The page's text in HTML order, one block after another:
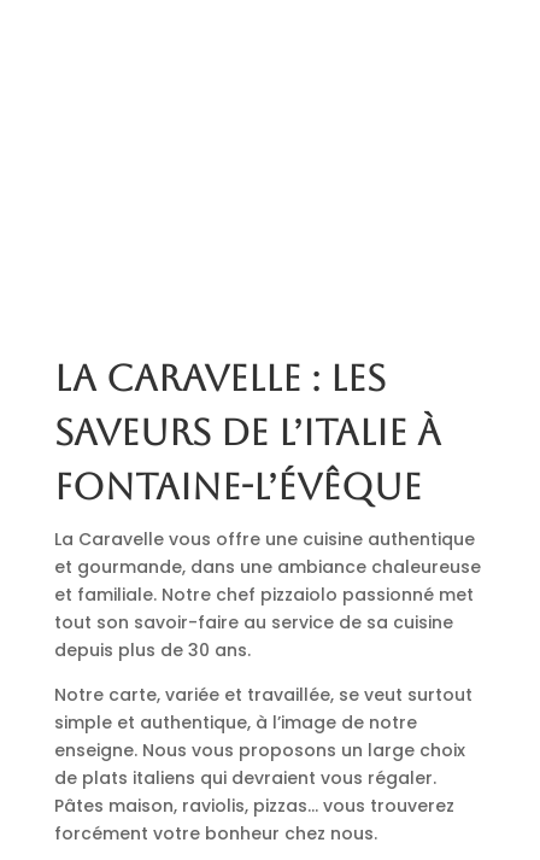
La Caravelle : les
saveurs de l’Italie à
Fontaine-l’Évêque
La Caravelle vous offre une cuisine authentique
et gourmande, dans une ambiance chaleureuse
et familiale. Notre chef pizzaiolo passionné met
tout son savoir-faire au service de sa cuisine
depuis plus de 30 ans.
Notre carte, variée et travaillée, se veut surtout
simple et authentique, à l’image de notre
enseigne. Nous vous proposons un large choix
de plats italiens qui devraient vous régaler.
Pâtes maison, raviolis, pizzas… vous trouverez
forcément votre bonheur chez nous.